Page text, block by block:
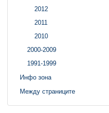
2012
2011
2010
2000-2009
1991-1999
Инфо зона
Между страниците